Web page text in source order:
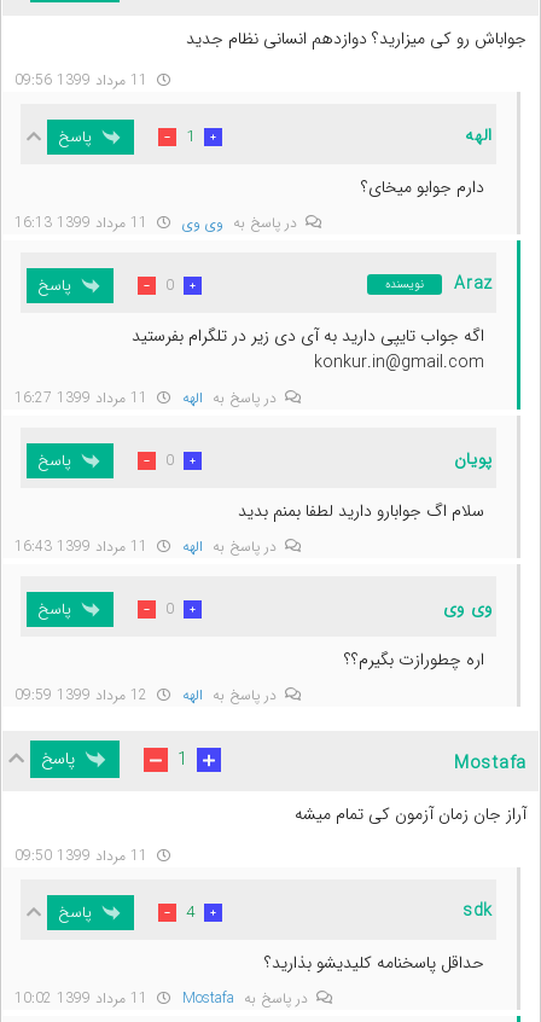
جواباش رو کی میزارید؟ دوازدهم انسانی نظام جدید
الهه
در پاسخ به وی وی
دارم جوابو میخای؟
1 پاسخ
Araz نویسنده
در پاسخ به الهه
اگه جواب تایپی دارید به آی دی زیر در تلگرام بفرستید
konkur.in@gmail.com
0 پاسخ
پویان
در پاسخ به الهه
سلام اگ جوابارو دارید لطفا بمنم بدید
0 پاسخ
وی وی
در پاسخ به الهه
اره چطورازت بگیرم؟؟
0 پاسخ
Mostafa
آراز جان زمان آزمون کی تمام میشه
1 پاسخ
sdk
در پاسخ به Mostafa
حداقل پاسخنامه کلیدیشو بذارید؟
4 پاسخ